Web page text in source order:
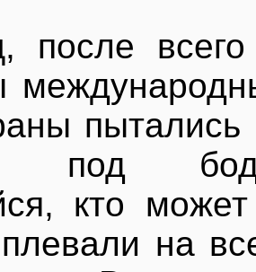
после
пытались
под
кто
на